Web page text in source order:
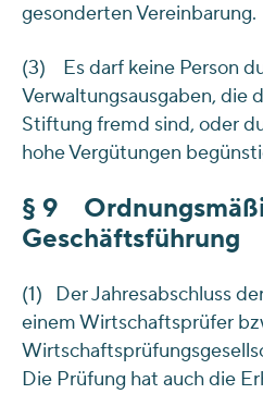
gesonderten Vereinbarung.
(3) Es darf keine Person
Verwaltungsausgaben, die
Stiftung fremd sind, oder
hohe Vergütungen
§ 9
Geschäftsführung
(1) Der Jahresabschluss
einem Wirtschaftsprüfer
Die Prüfung hat auch die